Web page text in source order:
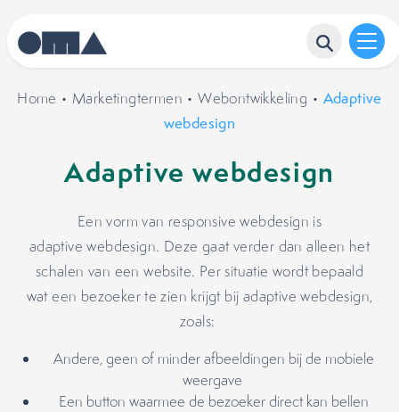
Home • Marketingtermen •Webontwikkeling • Adaptive
webdesign
Adaptive webdesign
Een vorm van responsive webdesign is
adaptive webdesign. Deze gaat verder dan alleen het
schalen van een website. Per situatie wordt bepaald
wat een bezoeker te zien krijgt bij adaptive webdesign,
zoals:
Andere, geen of minder afbeeldingen bij de mobiele
weergave
Een button waarmee de bezoeker direct kan bellen